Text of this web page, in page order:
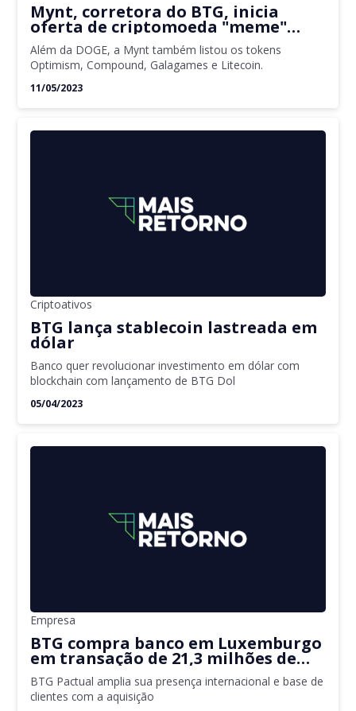
Mynt, corretora do BTG, inicia
oferta de criptomoeda "meme"
Dogecoin
Além da DOGE, a Mynt também listou os tokens
Optimism, Compound, Galagames e Litecoin.
11/05/2023
Criptoativos
BTG lança stablecoin lastreada em
dólar
Banco quer revolucionar investimento em dólar com
blockchain com lançamento de BTG Dol
05/04/2023
Empresa
BTG compra banco em Luxemburgo
em transação de 21,3 milhões de
euros
BTG Pactual amplia sua presença internacional e base de
clientes com a aquisição